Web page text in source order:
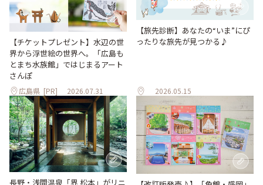
【チケットプレゼント】水辺の世
界から浮世絵の世界へ。「広島も
とまち水族館」ではじまるアート
さんぽ
広島県 [PR] 2026.07.31
【旅先診断】あなたの“いま”にぴ
ったりな旅先が見つかる♪
2026.05.15
長野・浅間温泉「界 松本」がリニ